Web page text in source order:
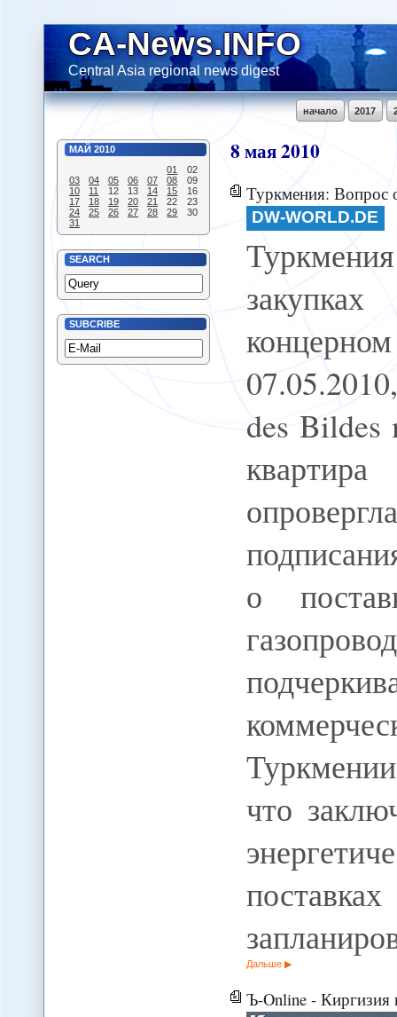
CA-News.INFO
Central Asia regional news digest
2017
начало
МАЙ 2010
01
02
03
04 05 06 07 08
09
10
11 12 13 14 15
16
17
18 19 20 21 22
23
24
25 26 27 28 29
30
31
SEARCH
SUBCRIBE
8мая2010
Туркмения: Вопрос о закупках газа
DW-WORLD.DE
des
о
что
Дальше
Ъ-Online - Киргизия